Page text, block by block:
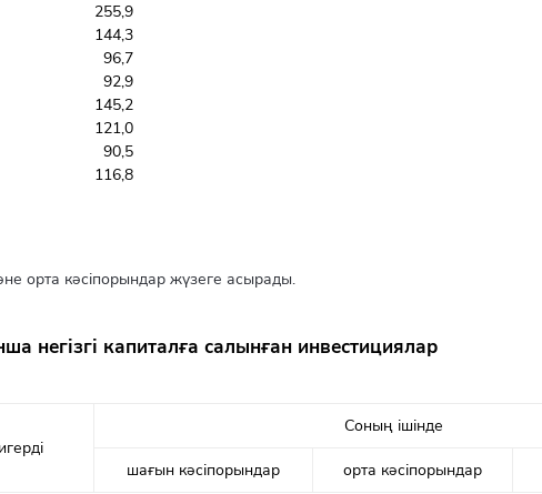
255,9
144,3
96,7
92,9
145,2
121,0
90,5
116,8
орта кәсіпорындар жүзеге асырады.
негізгі капиталға салынған инвестициялар
Соның ішінде
шағын кәсіпорындар орта кәсіпорындар